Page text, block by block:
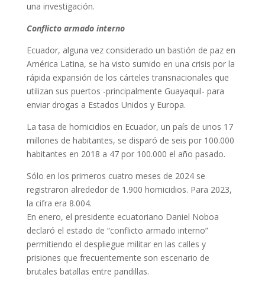
una investigación.
Conflicto armado interno
Ecuador, alguna vez considerado un bastión de paz en
América Latina, se ha visto sumido en una crisis por la
rápida expansión de los cárteles transnacionales que
utilizan sus puertos -principalmente Guayaquil- para
enviar drogas a Estados Unidos y Europa.
La tasa de homicidios en Ecuador, un país de unos 17
millones de habitantes, se disparó de seis por 100.000
habitantes en 2018 a 47 por 100.000 el año pasado.
Sólo en los primeros cuatro meses de 2024 se
registraron alrededor de 1.900 homicidios. Para 2023,
la cifra era 8.004.
En enero, el presidente ecuatoriano Daniel Noboa
declaró el estado de “conflicto armado interno”
permitiendo el despliegue militar en las calles y
prisiones que frecuentemente son escenario de
brutales batallas entre pandillas.